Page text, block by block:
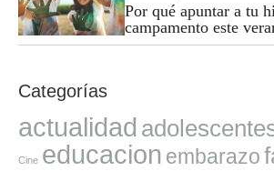
Por qué apuntar a tu
campamento este
Categorías
actualidad
Cine educacion embarazo